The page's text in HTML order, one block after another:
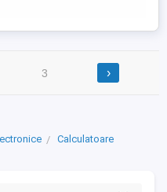
3 ›
Calculatoare